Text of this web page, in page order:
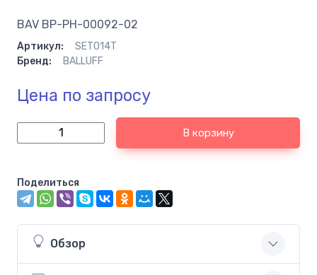
BAV BP-PH-00092-02
Артикул:
SET014T
Бренд:
BALLUFF
Цена по запросу
В корзину
Поделиться
Обзор